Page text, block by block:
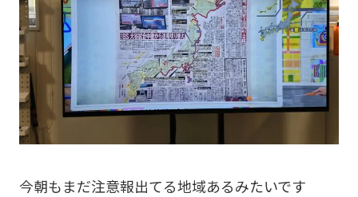
今朝もまだ注意報出てる地域あるみたいです